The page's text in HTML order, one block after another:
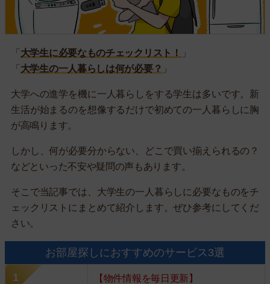
「 大学生に必要なものチェックリスト！
」
「 大学生の一人暮らしは何が必要？ 」
大学への進学を機に一人暮らしをする学生は多いです。新
生活が始まるのを想像するだけで初めての一人暮らしに胸
が高鳴ります。
しかし、何が必要分からない、どこで買い揃えられるの？
などといった不安や疑問の声もあります。
そこで当記事では、大学生の一人暮らしに必要なものをチ
ェックリストにまとめて紹介します。ぜひ参考にしてくだ
さい。
お部屋探しにおすすめのサービス3選
【物件情報を毎日更新】